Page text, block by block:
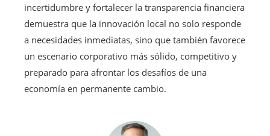
incertidumbre y fortalecer la transparencia financiera
demuestra que la innovación local no solo responde
a necesidades inmediatas, sino que también favorece
un escenario corporativo más sólido, competitivo y
preparado para afrontar los desafíos de una
economía en permanente cambio.